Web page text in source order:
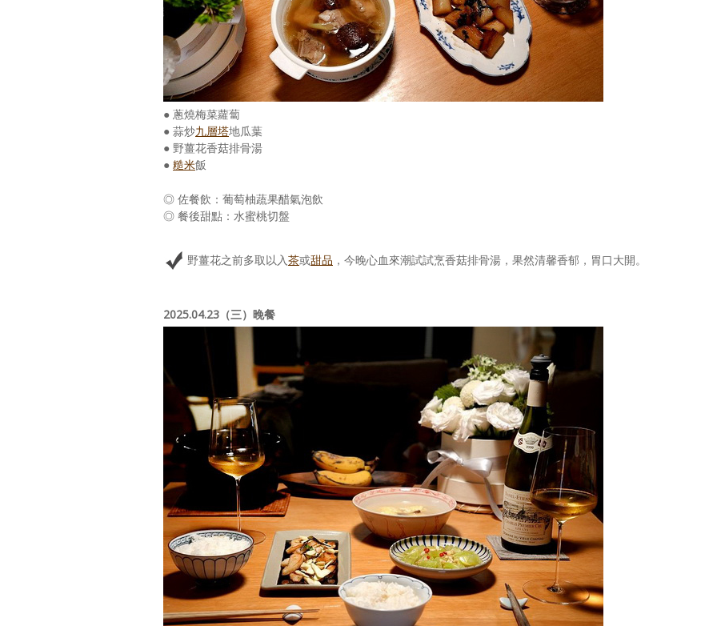
● 蔥燒梅菜蘿蔔
● 蒜炒九層塔地瓜葉
● 野薑花香菇排骨湯
● 糙米飯
◎ 佐餐飲：葡萄柚蔬果醋氣泡飲
◎ 餐後甜點：水蜜桃切盤
野薑花之前多取以入茶或甜品 ，今晚心血來潮試試烹香菇排骨湯，果然清馨香郁，胃口大開。
2025.04.23（三）晚餐